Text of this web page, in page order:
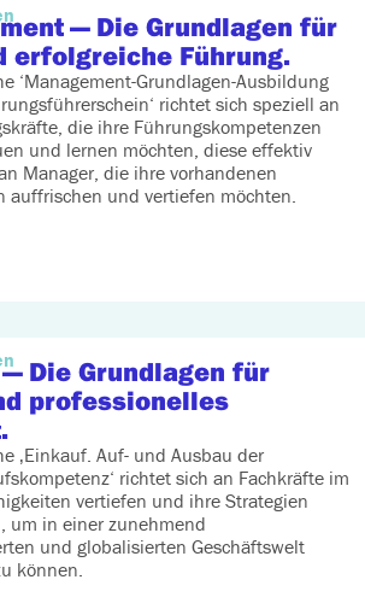
— Die Grundlagen für
erfolgreiche Führung.
‘Management-Grundlagen-Ausbildung
richtet sich speziell an
die ihre Führungskompetenzen
und lernen möchten, diese effektiv
Manager, die ihre vorhandenen
auffrischen und vertiefen möchten.
Die Grundlagen für
professionelles
‚Einkauf. Auf- und Ausbau der
richtet sich an Fachkräfte im
vertiefen und ihre Strategien
um in einer zunehmend
und globalisierten Geschäftswelt
können.